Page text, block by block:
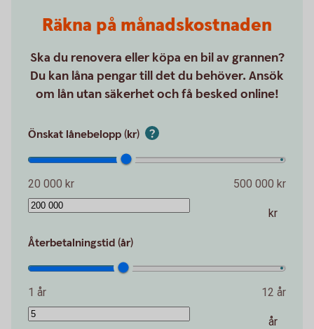
Räkna på månadskostnaden
Ska du renovera eller köpa en bil av grannen?
Du kan låna pengar till det du behöver. Ansök
om lån utan säkerhet och få besked online!
Önskat lånebelopp (kr)
20 000 kr 500 000 kr
kr
Återbetalningstid (år)
1 år 12 år
år